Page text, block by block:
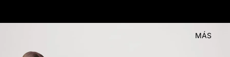
MÁS